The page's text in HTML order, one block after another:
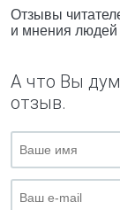
Отзывы
и мнения людей
А что Вы
отзыв.